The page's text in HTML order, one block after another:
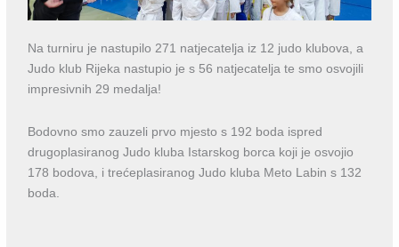
Na turniru je nastupilo 271 natjecatelja iz 12 judo klubova, a
Judo klub Rijeka nastupio je s 56 natjecatelja te smo osvojili
impresivnih 29 medalja!
Bodovno smo zauzeli prvo mjesto s 192 boda ispred
drugoplasiranog Judo kluba Istarskog borca koji je osvojio
178 bodova, i trećeplasiranog Judo kluba Meto Labin s 132
boda.